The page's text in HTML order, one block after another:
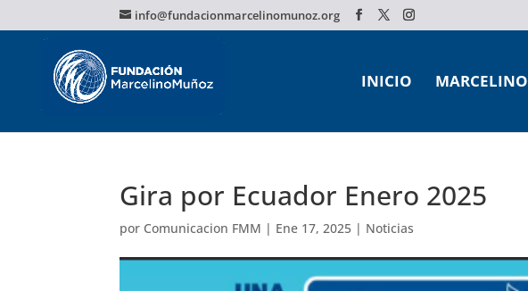
info@fundacionmarcelinomunoz.org
INICIO MARCELINO
Gira por Ecuador Enero 2025
por Comunicacion FMM | Ene 17, 2025 | Noticias